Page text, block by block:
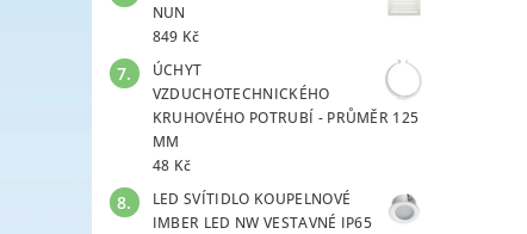
NUN
849 Kč
ÚCHYT
VZDUCHOTECHNICKÉHO
KRUHOVÉHO POTRUBÍ - PRŮMĚR 125
MM
48 Kč
LED SVÍTIDLO KOUPELNOVÉ
IMBER LED NW VESTAVNÉ IP65